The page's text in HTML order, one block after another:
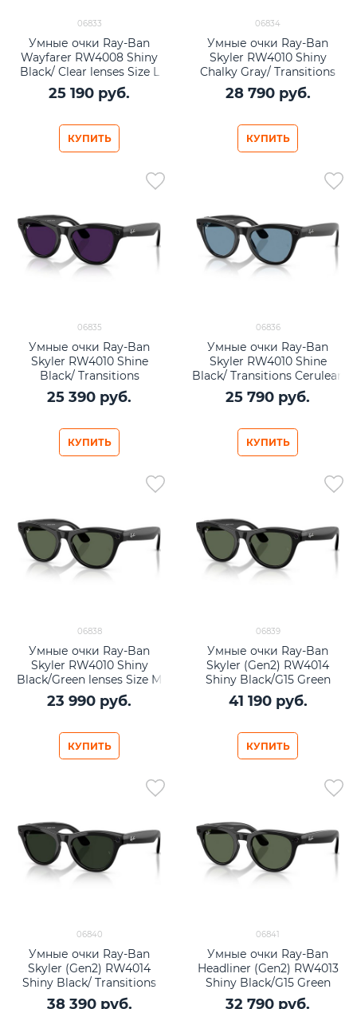
06833
Умные очки Ray-Ban
Wayfarer RW4008 Shiny
Black/ Clear lenses Size L
(53mm)
25 190 руб.
КУПИТЬ
06834
Умные очки Ray-Ban
Skyler RW4010 Shiny
Chalky Gray/ Transitions
Sapphire lenses Size M
(52mm)
28 790 руб.
КУПИТЬ
06835
Умные очки Ray-Ban
Skyler RW4010 Shine
Black/ Transitions
Amethyst lenses Size M
(52mm)
25 390 руб.
КУПИТЬ
06836
Умные очки Ray-Ban
Skyler RW4010 Shine
Black/ Transitions Cerulean
Blue lenses Size M (52mm)
25 790 руб.
КУПИТЬ
06838
Умные очки Ray-Ban
Skyler RW4010 Shiny
Black/Green lenses Size M
(52mm)
23 990 руб.
КУПИТЬ
06839
Умные очки Ray-Ban
Skyler (Gen2) RW4014
Shiny Black/G15 Green
lenses Size M (52mm)
41 190 руб.
КУПИТЬ
06840
Умные очки Ray-Ban
Skyler (Gen2) RW4014
Shiny Black/ Transitions
Graphite Green lenses Size
38 390 руб.
06841
Умные очки Ray-Ban
Headliner (Gen2) RW4013
Shiny Black/G15 Green
lenses Size M (50mm)
32 790 руб.